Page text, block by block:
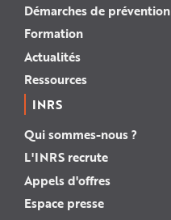
Démarches de prévention
Formation
Actualités
Ressources
INRS
Qui sommes-nous ?
L'INRS recrute
Appels d'offres
Espace presse